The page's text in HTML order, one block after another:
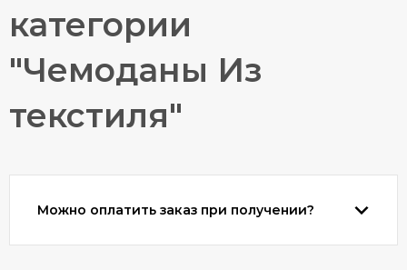
категории
"Чемоданы Из
текстиля"
Можно оплатить заказ при получении?